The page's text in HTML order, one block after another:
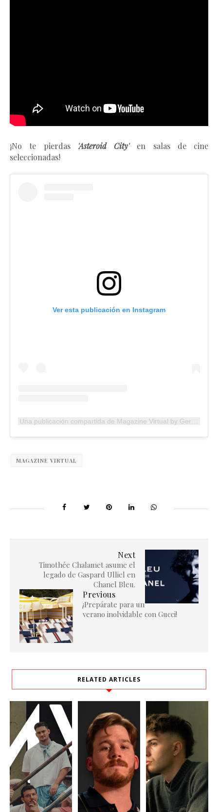
¡No te pierdas 'Asteroid City'en salas de cine
seleccionadas!
Ver esta publicación en Instagram
MAGAZINE VIRTUAL
Next
Timothée Chalamet asume el
legado de Gaspard Ulliel en
Chanel Bleu.
Previous
¡Prepárate para un
verano inolvidable con Gucci!
RELATED ARTICLES